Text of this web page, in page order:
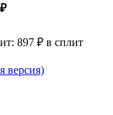
897 ₽ в сплит
версия)